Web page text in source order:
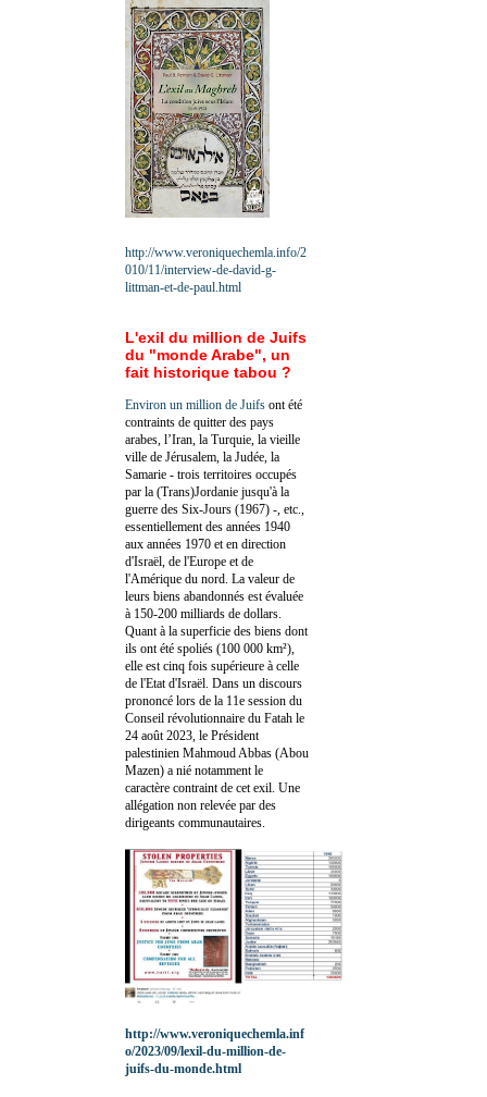
http://www.veroniquechemla.info/2
010/11/interview-de-david-g-
littman-et-de-paul.html
L'exil du million de Juifs
du "monde Arabe", un
fait historique tabou ?
Environ un million de Juifs ont été
contraints de quitter des pays
arabes, l’Iran, la Turquie, la vieille
ville de Jérusalem, la Judée, la
Samarie - trois territoires occupés
par la (Trans)Jordanie jusqu'à la
guerre des Six-Jours (1967) -, etc.,
essentiellement des années 1940
aux années 1970 et en direction
d'Israël, de l'Europe et de
l'Amérique du nord. La valeur de
leurs biens abandonnés est évaluée
à 150-200 milliards de dollars.
Quant à la superficie des biens dont
ils ont été spoliés (100 000 km²),
elle est cinq fois supérieure à celle
de l'Etat d'Israël. Dans un discours
prononcé lors de la 11e session du
Conseil révolutionnaire du Fatah le
24 août 2023, le Président
palestinien Mahmoud Abbas (Abou
Mazen) a nié notamment le
caractère contraint de cet exil. Une
allégation non relevée par des
dirigeants communautaires.
http://www.veroniquechemla.inf
o/2023/09/lexil-du-million-de-
juifs-du-monde.html